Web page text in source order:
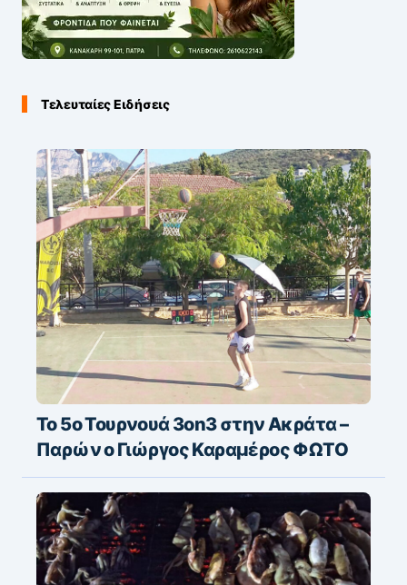
Τελευταίες Ειδήσεις
Το 5ο Τουρνουά 3on3 στην Ακράτα –
Παρών ο Γιώργος Καραμέρος ΦΩΤΟ